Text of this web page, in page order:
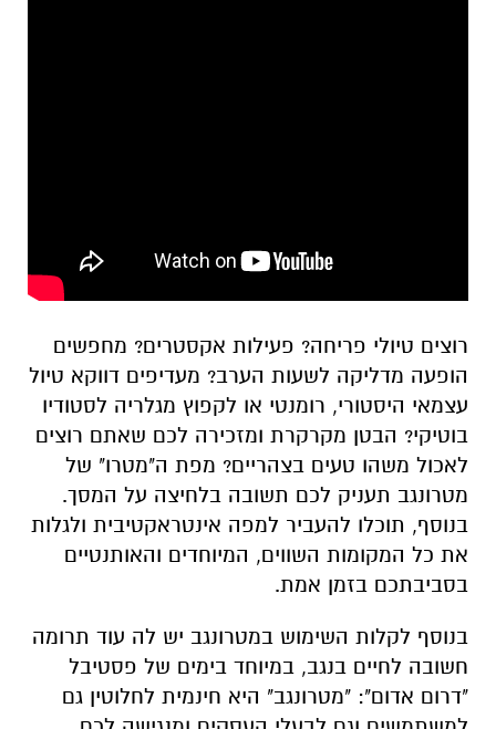
רוצים טיולי פריחה? פעילות אקסטרים? מחפשים
הופעה מדליקה לשעות הערב? מעדיפים דווקא טיול
עצמאי היסטורי, רומנטי או לקפוץ מגלריה לסטודיו
בוטיקי? הבטן מקרקרת ומזכירה לכם שאתם רוצים
לאכול משהו טעים בצהריים? מפת ה"מטרו" של
מטרונגב תעניק לכם תשובה בלחיצה על המסך.
בנוסף, תוכלו להעביר למפה אינטראקטיבית ולגלות
את כל המקומות השווים, המיוחדים והאותנטיים
בסביבתכם בזמן אמת.
בנוסף לקלות השימוש במטרונגב יש לה עוד תרומה
חשובה לחיים בנגב, במיוחד בימים של פסטיבל
"דרום אדום": "מטרונגב" היא חינמית לחלוטין גם